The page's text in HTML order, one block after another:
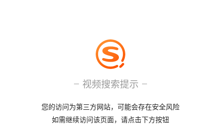
视频搜索提示
您的访问为第三方网站，可能会存在安全风险
如需继续访问该页面，请点击下方按钮